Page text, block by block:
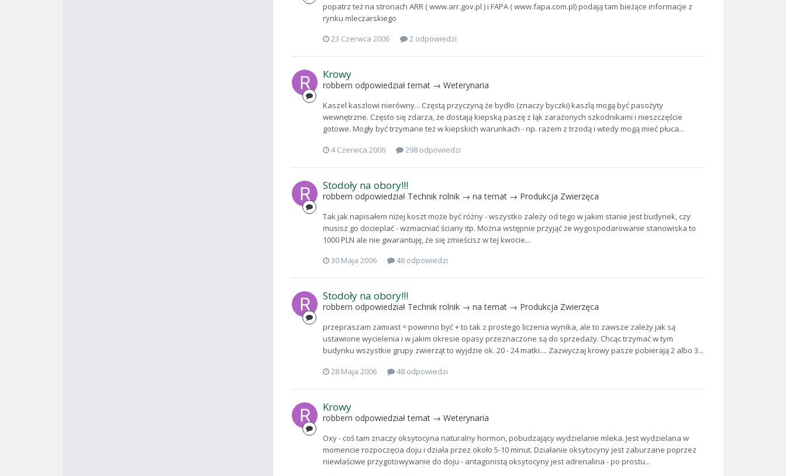
popatrz też na stronach ARR ( www.arr.gov.pl ) i FAPA ( www.fapa.com.pl) podają tam bieżące informacje z
rynku mleczarskiego
23 Czerwca 2006
2 odpowiedzi
Krowy
robbern odpowiedział temat → Weterynaria
Kaszel kaszlowi nierówny... Częstą przyczyną że bydło (znaczy byczki) kaszlą mogą być pasożyty
wewnętrzne. Często się zdarza, że dostają kiepską paszę z łąk zarażonych szkodnikami i nieszczęście
gotowe. Mogły być trzymane też w kiepskich warunkach - np. razem z trzodą i wtedy mogą mieć płuca...
4 Czerwca 2006
298 odpowiedzi
Stodoły na obory!!!
robbern odpowiedział Technik rolnik → na temat → Produkcja Zwierzęca
Tak jak napisałem niżej koszt może być różny - wszystko zależy od tego w jakim stanie jest budynek, czy
musisz go docieplać - wzmacniać ściany itp. Można wstępnie przyjąć że wygospodarowanie stanowiska to
1000 PLN ale nie gwarantuję, że się zmieścisz w tej kwocie...
30 Maja 2006
48 odpowiedzi
Stodoły na obory!!!
robbern odpowiedział Technik rolnik → na temat → Produkcja Zwierzęca
przepraszam zamiast = powinno być + to tak z prostego liczenia wynika, ale to zawsze zależy jak są
ustawione wycielenia i w jakim okresie opasy przeznaczone są do sprzedaży. Chcąc trzymać w tym
budynku wszystkie grupy zwierząt to wyjdzie ok. 20 - 24 matki.... Zazwyczaj krowy pasze pobierają 2 albo 3...
28 Maja 2006
48 odpowiedzi
Krowy
robbern odpowiedział temat → Weterynaria
Oxy - coś tam znaczy oksytocyna naturalny hormon, pobudzający wydzielanie mleka. Jest wydzielana w
momencie rozpoczęcia doju i działa przez około 5-10 minut. Działanie oksytocyny jest zaburzane poprzez
niewłaściwe przygotowywanie do doju - antagonistą oksytocyny jest adrenalina - po prostu...